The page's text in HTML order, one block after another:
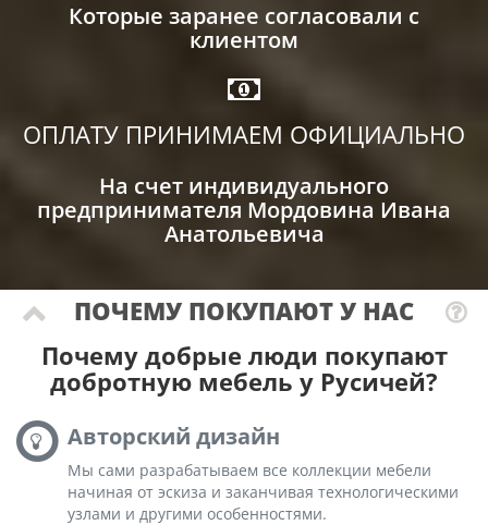
Которые заранее согласовали с
клиентом
ОПЛАТУ ПРИНИМАЕМ ОФИЦИАЛЬНО
На счет индивидуального
предпринимателя Мордовина Ивана
Анатольевича
ПОЧЕМУ ПОКУПАЮТ У НАС
Почему добрые люди покупают
добротную мебель у Русичей?
Авторский дизайн
Мы сами разрабатываем все коллекции мебели
начиная от эскиза и заканчивая технологическими
узлами и другими особенностями.